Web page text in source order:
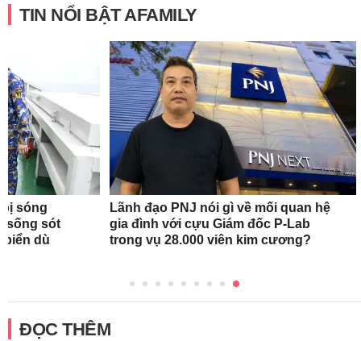
TIN NỔI BẬT AFAMILY
sóng
sống sót
biển dù
Lãnh đạo PNJ nói gì về mối quan hệ
gia đình với cựu Giám đốc P-Lab
trong vụ 28.000 viên kim cương?
ĐỌC THÊM